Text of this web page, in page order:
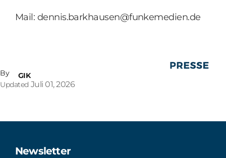
Mail: dennis.barkhausen@funkemedien.de
By
GIK
Updated Juli 01, 2026
Newsletter